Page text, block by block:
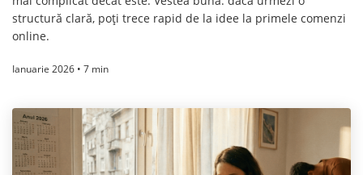
structură clară, poți trece rapid de la idee la primele comenzi
online.
Ianuarie 2026 • 7 min